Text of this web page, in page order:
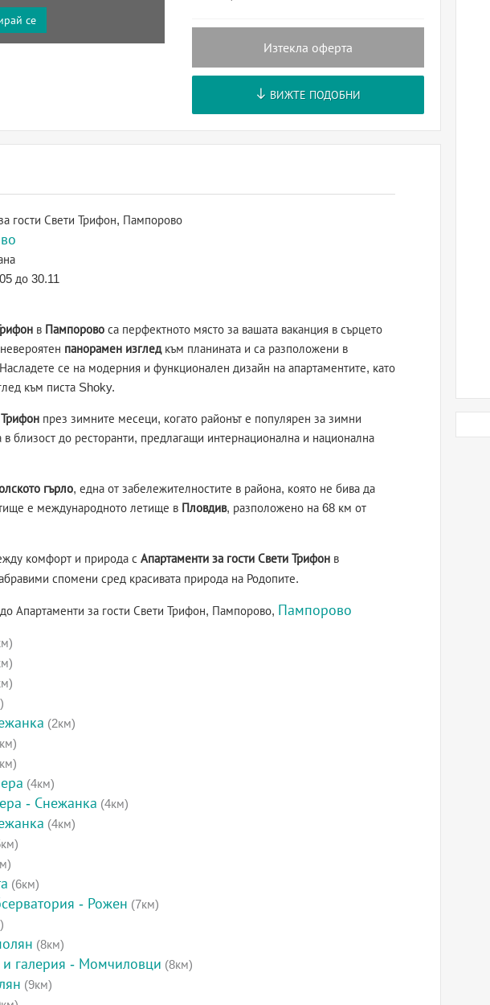
се
Изтекла оферта
ВИЖТЕ ПОДОБНИ
гости Свети Трифон, Пампорово
до 30.11
в Пампорово са перфектното място за вашата ваканция в сърцето
панорамен изгледкъм планината и са разположени в
се на модерния и функционален дизайн на апартаментите, като
към писта Shoky.
през зимните месеци, когато районът е популярен за зимни
в близост до ресторанти, предлагащи интернационална и национална
гърло, една от забележителностите в района, която не бива да
е международното летище в Пловдив, разположено на 68 км от
комфорт и природа с Апартаменти за гости Свети Трифон в
спомени сред красивата природа на Родопите.
Апартаменти за гости Свети Трифон, Пампорово, Пампорово
(2км)
(4км)
- Снежанка (4км)
(4км)
(6км)
- Рожен (7км)
(8км)
и галерия - Момчиловци (8км)
(9км)